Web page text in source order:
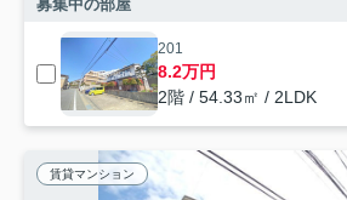
募集中の部屋
201
8.2万円
2階 / 54.33㎡ / 2LDK
賃貸マンション